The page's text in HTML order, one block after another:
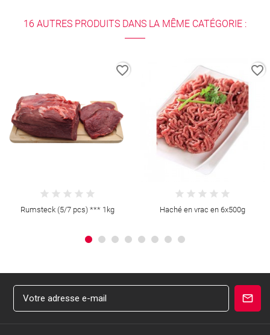
16 AUTRES PRODUITS DANS LA MÊME CATÉGORIE :
Rumsteck (5/7 pcs) *** 1kg
favorite_border
Haché en vrac en 6x500g
favorite_border